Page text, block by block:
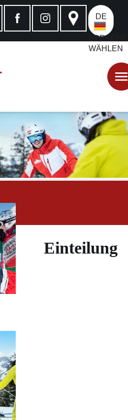
DE
SPRACHE
WÄHLEN
Einteilung